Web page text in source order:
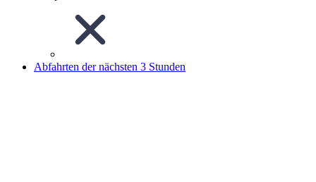
Abfahrten der nächsten 3 Stunden